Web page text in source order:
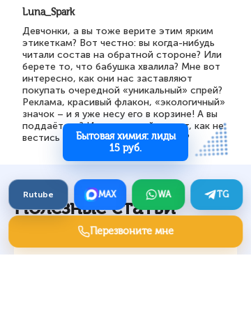
Rutube
Luna_Spark
Девчонки, а вы тоже верите этим ярким
этикеткам? Вот честно: вы когда-нибудь
читали состав на обратной стороне? Или
берете то, что бабушка хвалила? Мне вот
интересно, как они нас заставляют
покупать очередной «уникальный» спрей?
Реклама, красивый флакон, «экологичный»
значок – и я уже несу его в корзине! А вы
поддаётесь? Или есть свой секрет, как не
вестись на эту красивую упаковку?
Полезные статьи
MAX WA TG
Перезвоните мне
Бытовая химия: лиды
15 руб.